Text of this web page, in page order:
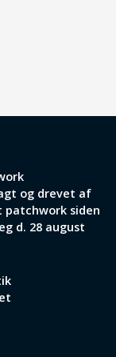
og drevet af
patchwork siden
d. 28 august